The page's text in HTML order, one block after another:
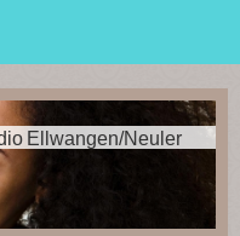
Ellwangen/Neuler